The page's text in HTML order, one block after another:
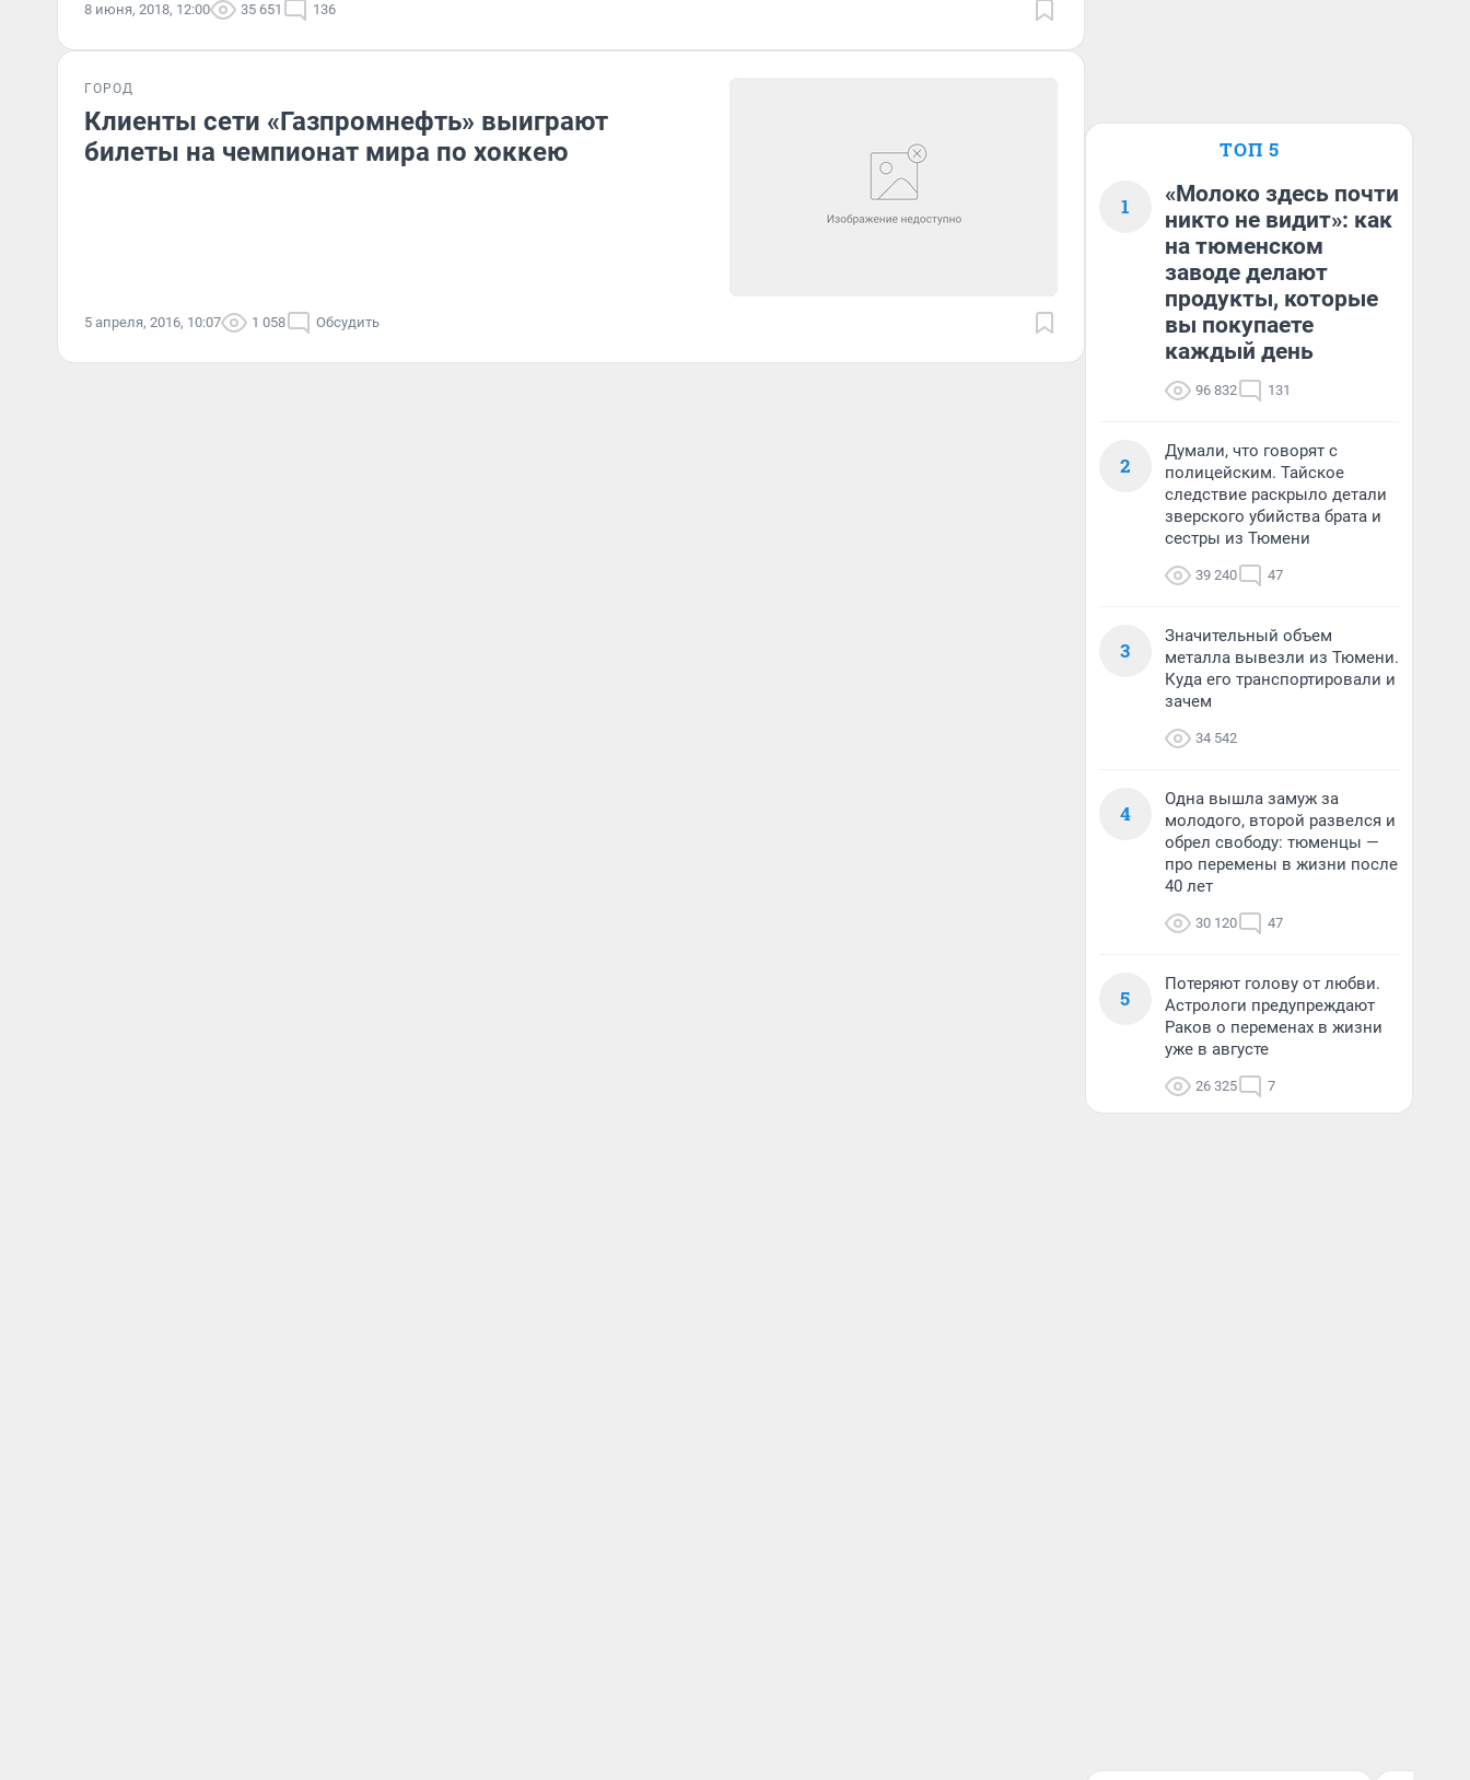
8 июня, 2018, 12:00 35 651 136
ГОРОД
Клиенты сети «Газпромнефть» выиграют
билеты на чемпионат мира по хоккею
5 апреля, 2016, 10:07 1 058 Обсудить
ТОП 5
1
«Молоко здесь почти
никто не видит»: как
на тюменском
заводе делают
продукты, которые
вы покупаете
каждый день
96 832 131
2
Думали, что говорят с
полицейским. Тайское
следствие раскрыло детали
зверского убийства брата и
сестры из Тюмени
39 240 47
3
Значительный объем
металла вывезли из Тюмени.
Куда его транспортировали и
зачем
34 542
4
Одна вышла замуж за
молодого, второй развелся и
обрел свободу: тюменцы —
про перемены в жизни после
40 лет
30 120 47
5
Потеряют голову от любви.
Астрологи предупреждают
Раков о переменах в жизни
уже в августе
26 325 7